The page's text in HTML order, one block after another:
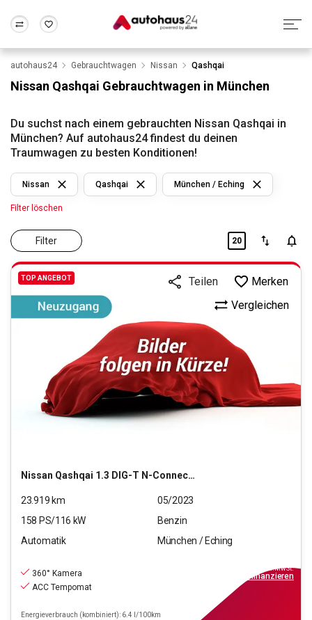
Wir bewerten dein Auto
Alle Fragen & Antworten
Rund um die Inzahlungnahme
München
Frankfurt Wuppertal
autohaus24 Gebrauchtwagen Nissan Qashqai
Nissan Qashqai Gebrauchtwagen in München
Du suchst nach einem gebrauchten Nissan Qashqai in
München? Auf autohaus24 findest du deinen
Traumwagen zu besten Konditionen!
Filter
Nissan Qashqai München / Eching
Filter löschen
20
TOP ANGEBOT
Nissan Qashqai 1.3 DIG-T N-Connecta
Vergleichen
Teilen Merken
23.919 km
05/2023
158 PS/116 kW
Benzin
Automatik
München / Eching
360° Kamera
ACC Tempomat
Energieverbrauch (kombiniert): 6.4 l/100km
inkl.MwSt.
finanzieren